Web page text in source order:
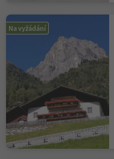
Na vyžádání